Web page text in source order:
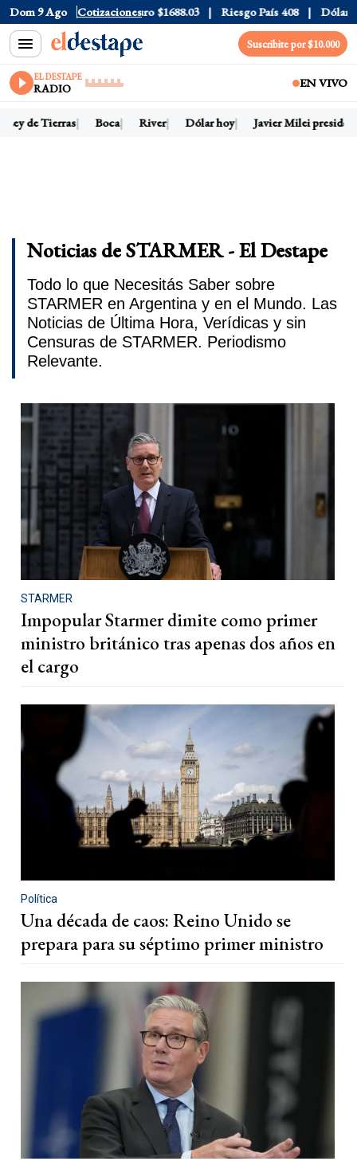
Dom 9 Ago Cotizaciones
CCL $1580.7 Euro $1688.03 Riesgo País 408 Dólar
Suscribite por $10.000
EL DESTAPE
RADIO EN VIVO
de Tierras Boca River Dólar hoy Javier Milei presidente
Noticias de STARMER - El Destape
Todo lo que Necesitás Saber sobre
STARMER en Argentina y en el Mundo. Las
Noticias de Última Hora, Verídicas y sin
Censuras de STARMER. Periodismo
Relevante.
STARMER
Impopular Starmer dimite como primer
ministro británico tras apenas dos años en
el cargo
Política
Una década de caos: Reino Unido se
prepara para su séptimo primer ministro